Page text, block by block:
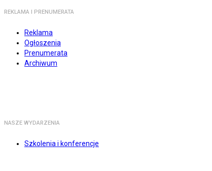
REKLAMA I PRENUMERATA
Reklama
Ogłoszenia
Prenumerata
Archiwum
NASZE WYDARZENIA
Szkolenia i konferencje